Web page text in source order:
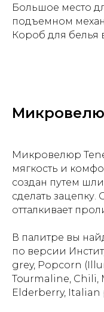
Большое место
подъемном
Короб для белья
Микровелюр
мягкость и
создан путем
сделать
отталкивает
В палитре вы
по версии
grey, Popcorn
Tourmaline, Chili,
Elderberry, Italian